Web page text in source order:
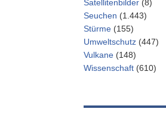
Satellitenbilder (8)
Seuchen (1.443)
Stürme (155)
Umweltschutz (447)
Vulkane (148)
Wissenschaft (610)